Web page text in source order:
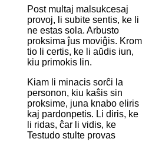
Post multaj malsukcesaj
provoj, li subite sentis, ke li
ne estas sola. Arbusto
proksima ĵus moviĝis. Krom
tio li certis, ke li aŭdis iun,
kiu primokis lin.
Kiam li minacis sorĉi la
personon, kiu kaŝis sin
proksime, juna knabo eliris
kaj pardonpetis. Li diris, ke
li ridas, ĉar li vidis, ke
Testudo stulte provas